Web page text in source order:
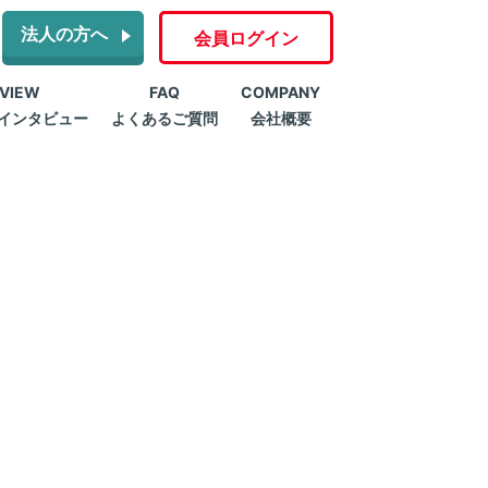
法人の方へ 会員ログイン
ンタビュー
FAQ
よくあるご質問
COMPANY
会社概要